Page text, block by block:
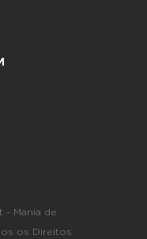
- Mania de
os Direitos